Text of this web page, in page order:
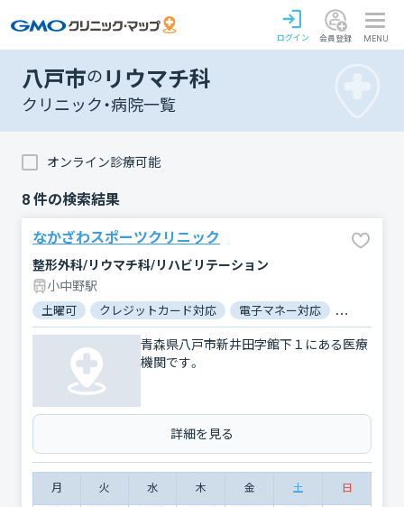
ログイン 会員登録 MENU
八戸市の リウマチ科
クリニック・病院一覧
オンライン診療可能
8 件の検索結果
なかざわスポーツクリニック
整形外科/リウマチ科/リハビリテーション
小中野駅
土曜可 クレジットカード対応 電子マネー対応 マイナ保
青森県八戸市新井田字館下１にある医療
機関です。
詳細を見る
月 火 水 木 金 土 日